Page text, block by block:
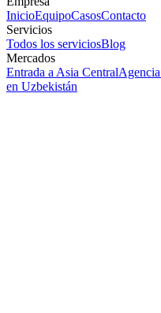
InicioEquipoCasosContacto
Servicios
Todos los serviciosBlog
Mercados
Entrada a Asia Central
en Uzbekistán